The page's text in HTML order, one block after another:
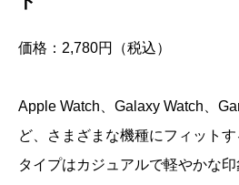
価格：2,780円（税込）
Apple Watch、Galaxy Watch、
ど、さまざまな機種にフィット
タイプはカジュアルで軽やかな